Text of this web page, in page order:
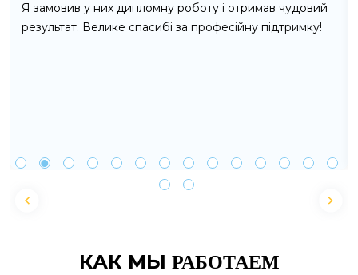
Я замовив у них дипломну роботу і отримав чудовий
результат. Велике спасибі за професійну підтримку!
КАК МЫ РАБОТАЕМ